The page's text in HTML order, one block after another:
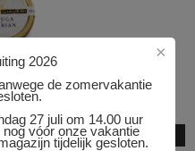
×
2026
de zomervakantie
27 juli om 14.00 uur
vóór onze vakantie
tijdelijk gesloten.
KAVIAAR
op voorraad.